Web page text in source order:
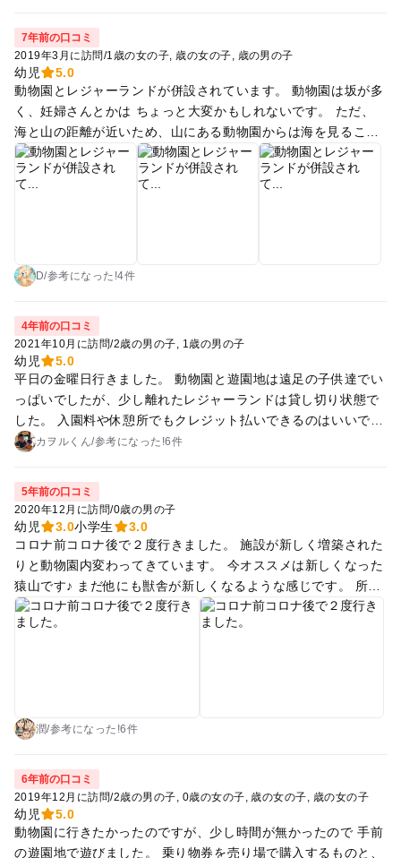
湯お使いください』と張り紙ありましたが、この日はお湯？ら
しき物は無かったです（蛇口は水のみ） 遊園地を堪能した後は
隣の動物園へ行きました！入り口脇にはレンタルベビーカーが
ありました。 入ってすぐに象！迫力がありました。 回る順番
を番号で示してあり、無駄なく回れました。 猛獣エリアは建設
途中でしたが、カバ、ライオン、キリン、虎、全て見れて大満
足です！サイはお休みだったのかな？ 動物園は14時頃入りまし
たが、混み合う事なく楽しめました！ 全てベビーカーで回れま
すが、お猿さんエリアあたり一部ベビーカーでは入れませんの
7年前の口コミ
2019年3月に訪問/1歳の女の子 歳の女の子 歳の男の子
幼児
5.0
動物園とレジャーランドが併設されています。 動物園は坂が多
く、妊婦さんとかは ちょっと大変かもしれないです。 ただ、
海と山の距離が近いため、山にある動物園からは海を見ること
ができます。動物と触れ合ったり餌やり体験もできるので、子
供におすすめです☆ 小さな動物園ですが、動物の種類は豊富で
す。 たくさんの動物と触れ合えたり、餌やり体験が出来るので
D/参考になった!4件
4年前の口コミ
2021年10月に訪問/2歳の男の子 1歳の男の子
幼児
5.0
平日の金曜日行きました。 動物園と遊園地は遠足の子供達でい
っぱいでしたが、少し離れたレジャーランドは貸し切り状態で
した。 入園料や休憩所でもクレジット払いできるのはいいです
ね。カヲルくん/参考になった!6件
5年前の口コミ
2020年12月に訪問/0歳の男の子
幼児 3.0小学生
3.0
コロナ前コロナ後で２度行きました。 施設が新しく増築された
りと動物園内変わってきています。 今オススメは新しくなった
猿山です♪ まだ他にも獣舎が新しくなるような感じです。 所々
職員さんお手製かなー？とかの施設もあったりモグモグタイム
などあります。 かなり近いところで餌をあげているのを見たり
潤/参考になった!6件
6年前の口コミ
2019年12月に訪問/2歳の男の子 0歳の女の子 歳の女の子 歳の女の子
幼児
5.0
動物園に行きたかったのですが、少し時間が無かったので 手前
の遊園地で遊びました。 乗り物券を売り場で購入するものと、